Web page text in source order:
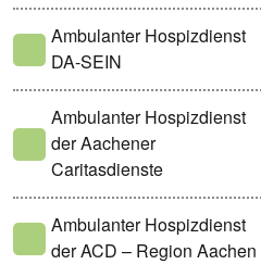
Ambulanter Hospizdienst
DA-SEIN
Ambulanter Hospizdienst
der Aachener
Caritasdienste
Ambulanter Hospizdienst
der ACD – Region Aachen